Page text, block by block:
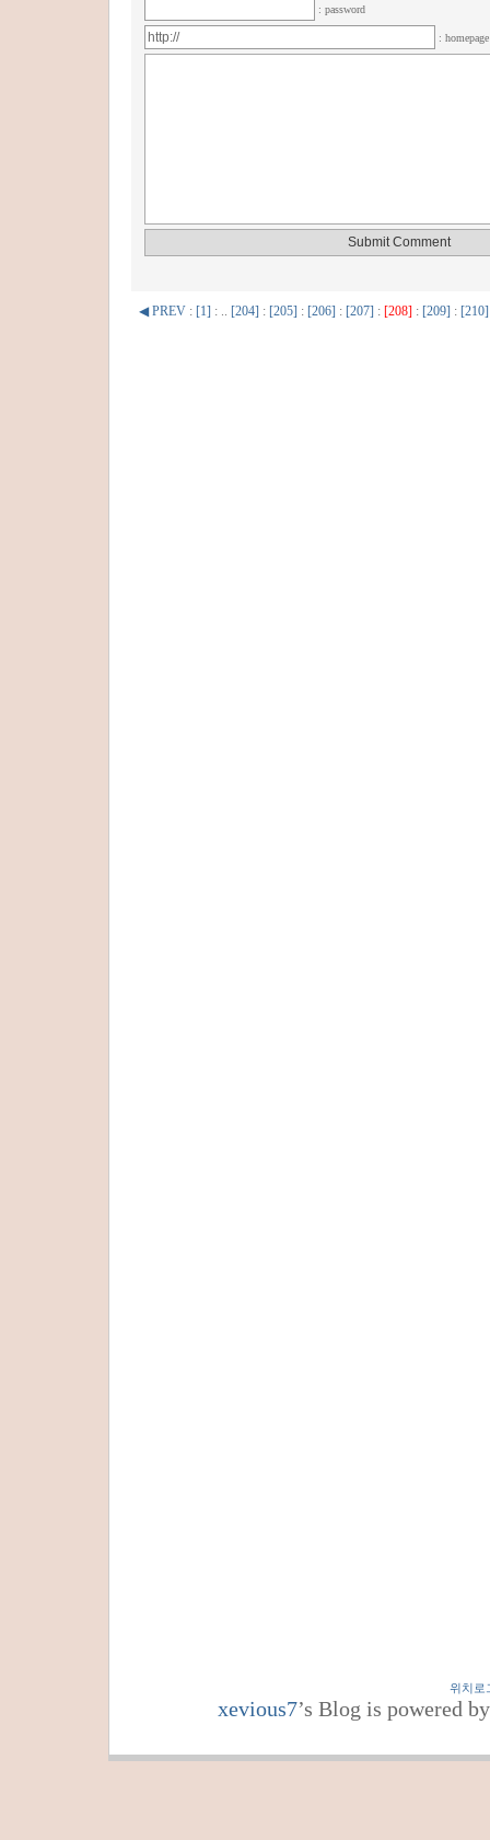
: password
:
◀ PREV : [1] : .. [204] : [205] : [206] : [207] : [208] : [209] : [210]
위치로
xevious7’s Blog is powered